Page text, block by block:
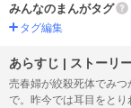
みんなのまんがタグ
タグ編集
あらすじ | ストーリ
売春婦が絞殺死体でみ
で。昨今では耳目をと